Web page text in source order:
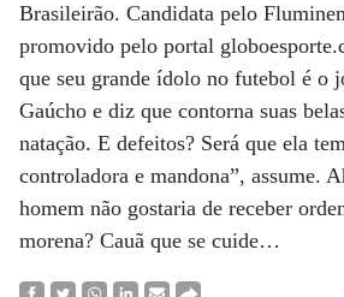
Brasileirão. Candidata pelo
promovido pelo portal
que seu grande ídolo no futebol é o
Gaúcho e diz que contorna suas
natação. E defeitos? Será que ela
controladora e mandona”, assume.
homem não gostaria de receber
morena? Cauã que se cuide…